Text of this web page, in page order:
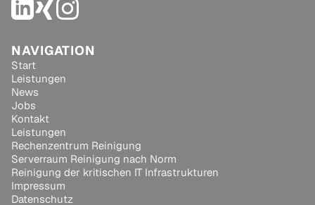
NAVIGATION
Start
Leistungen
News
Jobs
Kontakt
Leistungen
Rechenzentrum Reinigung
Serverraum Reinigung nach Norm
Reinigung der kritischen IT Infrastrukturen
Impressum
Datenschutz